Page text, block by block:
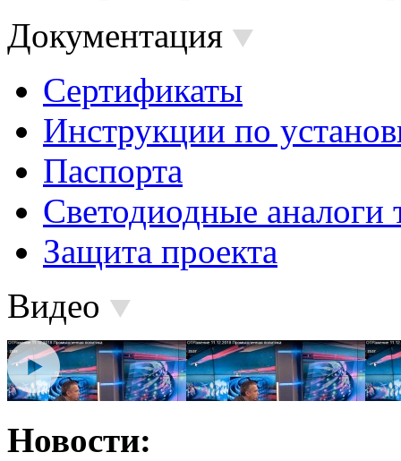
Документация
Сертификаты
Инструкции по
Паспорта
Светодиодные аналоги
Защита проекта
Видео
Новости: